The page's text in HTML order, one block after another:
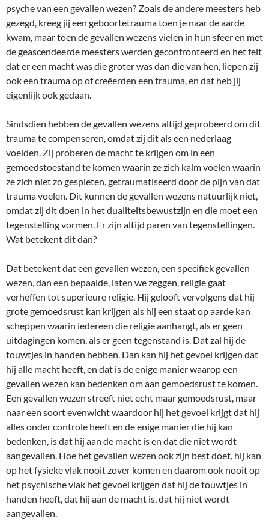
psyche van een gevallen wezen? Zoals de andere meesters heb
gezegd, kreeg jij een geboortetrauma toen je naar de aarde
kwam, maar toen de gevallen wezens vielen in hun sfeer en met
de geascendeerde meesters werden geconfronteerd en het feit
dat er een macht was die groter was dan die van hen, liepen zij
ook een trauma op of creëerden een trauma, en dat heb jij
eigenlijk ook gedaan.
Sindsdien hebben de gevallen wezens altijd geprobeerd om dit
trauma te compenseren, omdat zij dit als een nederlaag
voelden. Zij proberen de macht te krijgen om in een
gemoedstoestand te komen waarin ze zich kalm voelen waarin
ze zich niet zo gespleten, getraumatiseerd door de pijn van dat
trauma voelen. Dit kunnen de gevallen wezens natuurlijk niet,
omdat zij dit doen in het dualiteitsbewustzijn en die moet een
tegenstelling vormen. Er zijn altijd paren van tegenstellingen.
Wat betekent dit dan?
Dat betekent dat een gevallen wezen, een specifiek gevallen
wezen, dan een bepaalde, laten we zeggen, religie gaat
verheffen tot superieure religie. Hij gelooft vervolgens dat hij
grote gemoedsrust kan krijgen als hij een staat op aarde kan
scheppen waarin iedereen die religie aanhangt, als er geen
uitdagingen komen, als er geen tegenstand is. Dat zal hij de
touwtjes in handen hebben. Dan kan hij het gevoel krijgen dat
hij alle macht heeft, en dat is de enige manier waarop een
gevallen wezen kan bedenken om aan gemoedsrust te komen.
Een gevallen wezen streeft niet echt maar gemoedsrust, maar
naar een soort evenwicht waardoor hij het gevoel krijgt dat hij
alles onder controle heeft en de enige manier die hij kan
bedenken, is dat hij aan de macht is en dat die niet wordt
aangevallen. Hoe het gevallen wezen ook zijn best doet, hij kan
op het fysieke vlak nooit zover komen en daarom ook nooit op
het psychische vlak het gevoel krijgen dat hij de touwtjes in
handen heeft, dat hij aan de macht is, dat hij niet wordt
aangevallen.